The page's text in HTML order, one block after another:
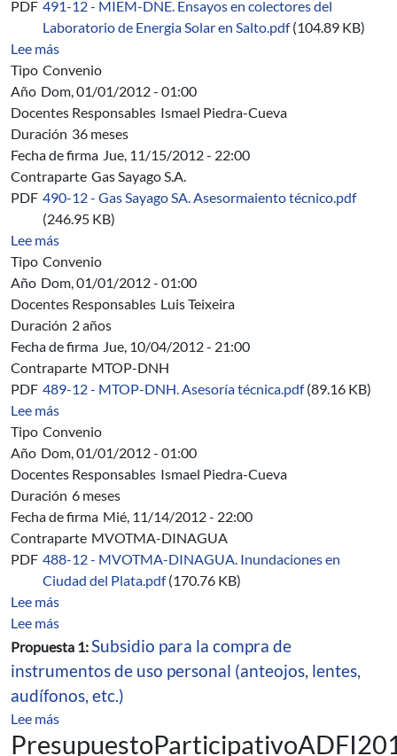
PDF 491-12 - MIEM-DNE. Ensayos en colectores del
Laboratorio de Energia Solar en Salto.pdf (104.89 KB)
Lee mássobre 491/12 - MIEM-DNE. Ensayos térmicos de
Tipo Convenio
Año Dom, 01/01/2012 - 01:00
Docentes Responsables Ismael Piedra-Cueva
Duración 36 meses
Fecha de firma Jue, 11/15/2012 - 22:00
Contraparte Gas Sayago S.A.
PDF 490-12 - Gas Sayago SA. Asesormaiento técnico.pdf
(246.95 KB)
Lee mássobre 490/12 - Gas Sayago S.A. - Convenio de
Tipo Convenio
Año Dom, 01/01/2012 - 01:00
Docentes Responsables Luis Teixeira
Duración 2 años
Fecha de firma Jue, 10/04/2012 - 21:00
Contraparte MTOP-DNH
PDF 489-12 - MTOP-DNH. Asesoría técnica.pdf (89.16 KB)
Lee mássobre 489/12 - MTOP-DNH. Convenio Específico de
Tipo Convenio
Año Dom, 01/01/2012 - 01:00
Docentes Responsables Ismael Piedra-Cueva
Duración 6 meses
Fecha de firma Mié, 11/14/2012 - 22:00
Contraparte MVOTMA-DINAGUA
PDF 488-12 - MVOTMA-DINAGUA. Inundaciones en
Ciudad del Plata.pdf (170.76 KB)
Lee mássobre 488/12 - MVOTMA-DINAGUA. Estudio de
Lee mássobre Presupuesto Participativo ADFI 2012
Propuesta 1:Subsidio para la compra de
instrumentos de uso personal (anteojos, lentes,
audífonos, etc.)
Lee mássobre Presupuesto Participativo ADFI 2012